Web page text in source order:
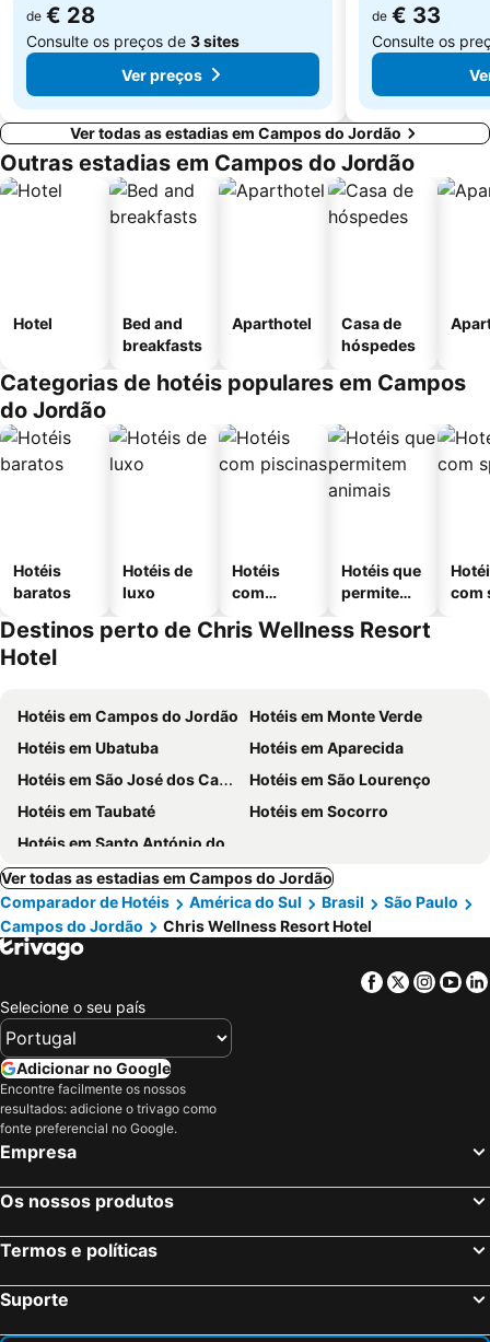
de € 28
Consulte os preços de 3 sites
Ver preços
de € 33
Consulte os
Ver todas as estadias em Campos do Jordão
Outras estadias em Campos do Jordão
Hotel
Bed and
breakfasts
Aparthotel
Casa de
hóspedes
Categorias de hotéis populares em Campos
do Jordão
Hotéis
baratos
Hotéis de
luxo
Hotéis
com
Hotéis que
permitem
com
Destinos perto de Chris Wellness Resort
Hotel
Hotéis em Campos do Jordão
Hotéis em Monte Verde
Hotéis em Ubatuba
Hotéis em Aparecida
Hotéis em São José dos Campos
Hotéis em São Lourenço
Hotéis em Taubaté
Hotéis em Socorro
Hotéis em Santo António do Pinhal
Ver todas as estadias em Campos do Jordão
Comparador de Hotéis
América do Sul Brasil
São Paulo
Campos do Jordão
Chris Wellness Resort Hotel
Facebook
Twitter
Selecione o seu país
Adicionar no Google
Encontre facilmente os nossos
resultados: adicione o trivago como
fonte preferencial no Google.
Empresa
Os nossos produtos
Termos e políticas
Suporte